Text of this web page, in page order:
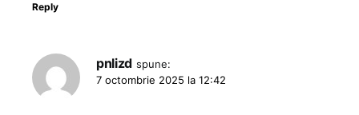
Reply
pnlizd spune:
7 octombrie 2025 la 12:42